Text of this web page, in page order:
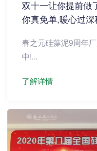
双十一让你提前做
你真免单,暖心过深
春之元硅藻泥9周年
中!...
了解详情